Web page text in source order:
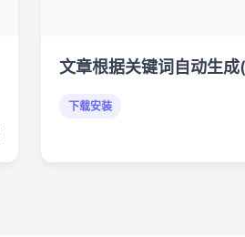
文章根据关键词自动生
下载安装